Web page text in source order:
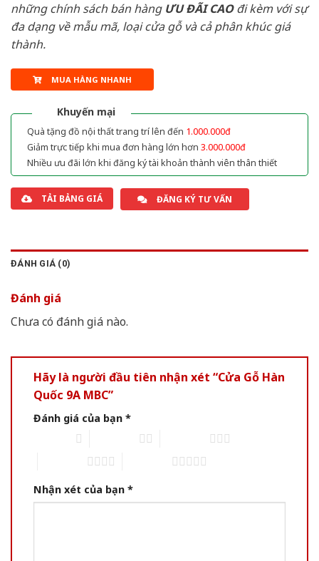
những chính sách bán hàng ƯU ĐÃI CAOđi kèm với sự
đa dạng về mẫu mã, loại cửa gỗ và cả phân khúc giá
thành.
MUA HÀNG NHANH
Khuyến mại
Quà tặng đồ nội thất trang trí lên đến 1.000.000đ
Giảm trực tiếp khi mua đơn hàng lớn hơn 3.000.000đ
Nhiều ưu đãi lớn khi đăng ký tài khoản thành viên thân thiết
TẢI BẢNG GIÁ ĐĂNG KÝ TƯ VẤN
ĐÁNH GIÁ (0)
Đánh giá
Chưa có đánh giá nào.
Hãy là người đầu tiên nhận xét “Cửa Gỗ Hàn
Quốc 9A MBC”
Đánh giá của bạn *
Nhận xét của bạn *